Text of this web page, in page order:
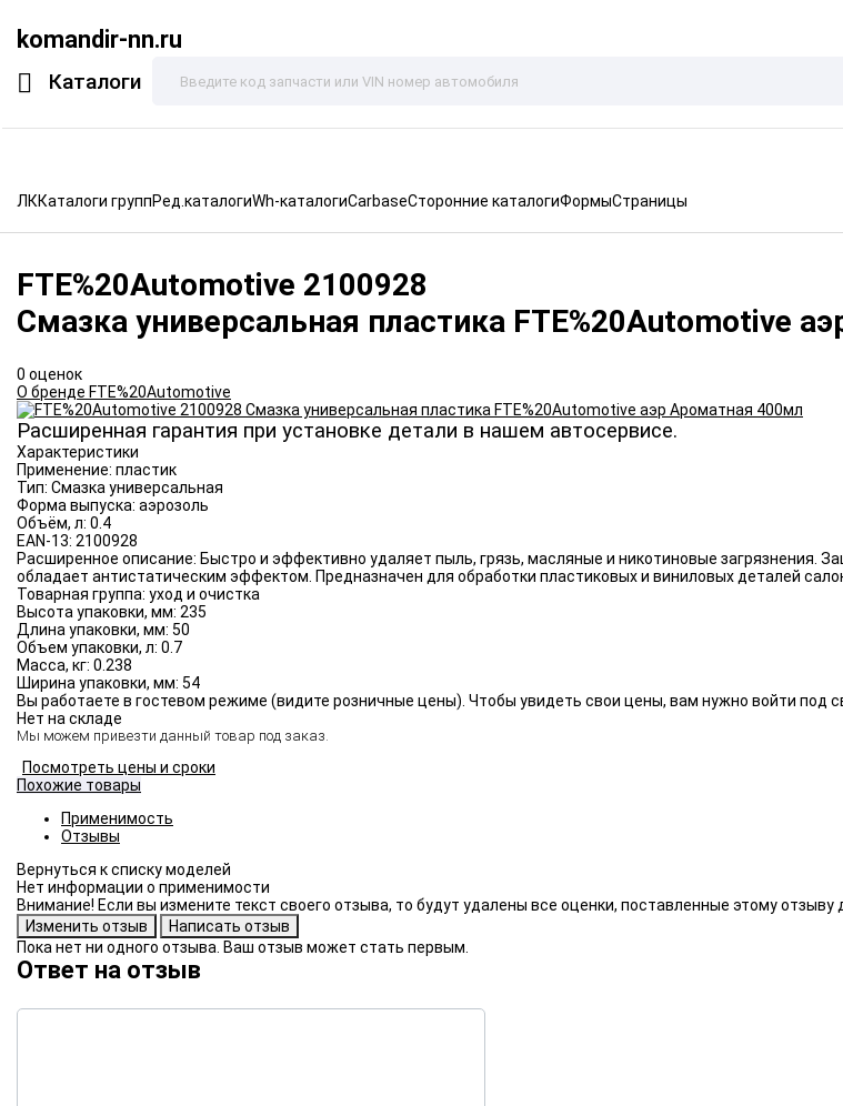
komandir-nn.ru
Каталоги
ЛККаталоги группРед.каталогиWh-каталогиCarbaseСторонние каталогиФормыСтраницы
FTE%20Automotive 2100928
Смазка универсальная пластика FTE%20Automotive
0 оценок
О бренде FTE%20Automotive
Расширенная гарантия при установке детали в нашем автосервисе.
Характеристики
Применение: пластик
Тип: Смазка универсальная
Форма выпуска: аэрозоль
Объём, л: 0.4
EAN-13: 2100928
Расширенное описание: Быстро и эффективно удаляет пыль, грязь, масляные и никотиновые загрязнения.
обладает антистатическим эффектом. Предназначен для обработки пластиковых и виниловых деталей
Товарная группа: уход и очистка
Высота упаковки, мм: 235
Длина упаковки, мм: 50
Объем упаковки, л: 0.7
Масса, кг: 0.238
Ширина упаковки, мм: 54
Вы работаете в гостевом режиме (видите розничные цены). Чтобы увидеть свои цены, вам нужно войти под
Нет на складе
Мы можем привезти данный товар под заказ.
Посмотреть цены и сроки
Похожие товары
Применимость
Отзывы
Нет информации о применимости
Внимание! Если вы измените текст своего отзыва, то будут удалены все оценки, поставленные этому
Пока нет ни одного отзыва. Ваш отзыв может стать первым.
Ответ на отзыв